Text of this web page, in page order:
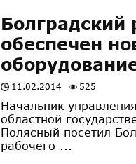
Болградский
обеспечен
11.02.2014 525
Начальник
областной
Полясный посетил
рабочего ...